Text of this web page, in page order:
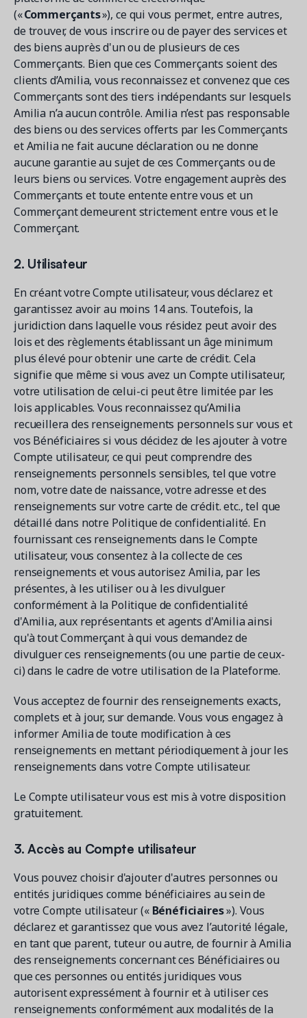
(«Commerçants»), ce qui vous permet, entre autres,
de trouver, de vous inscrire ou de payer des services et
des biens auprès d'un ou de plusieurs de ces
Commerçants. Bien que ces Commerçants soient des
clients d’Amilia, vous reconnaissez et convenez que ces
Commerçants sont des tiers indépendants sur lesquels
Amilia n’a aucun contrôle. Amilia n’est pas responsable
des biens ou des services offerts par les Commerçants
et Amilia ne fait aucune déclaration ou ne donne
aucune garantie au sujet de ces Commerçants ou de
leurs biens ou services. Votre engagement auprès des
Commerçants et toute entente entre vous et un
Commerçant demeurent strictement entre vous et le
Commerçant.
2. Utilisateur
En créant votre Compte utilisateur, vous déclarez et
garantissez avoir au moins 14 ans. Toutefois, la
juridiction dans laquelle vous résidez peut avoir des
lois et des règlements établissant un âge minimum
plus élevé pour obtenir une carte de crédit. Cela
signifie que même si vous avez un Compte utilisateur,
votre utilisation de celui-ci peut être limitée par les
lois applicables. Vous reconnaissez qu’Amilia
recueillera des renseignements personnels sur vous et
vos Bénéficiaires si vous décidez de les ajouter à votre
Compte utilisateur, ce qui peut comprendre des
renseignements personnels sensibles, tel que votre
nom, votre date de naissance, votre adresse et des
renseignements sur votre carte de crédit. etc., tel que
détaillé dans notre Politique de confidentialité. En
fournissant ces renseignements dans le Compte
utilisateur, vous consentez à la collecte de ces
renseignements et vous autorisez Amilia, par les
présentes, à les utiliser ou à les divulguer
conformément à la Politique de confidentialité
d'Amilia, aux représentants et agents d'Amilia ainsi
qu'à tout Commerçant à qui vous demandez de
divulguer ces renseignements (ou une partie de ceux-
ci) dans le cadre de votre utilisation de la Plateforme.
Vous acceptez de fournir des renseignements exacts,
complets et à jour, sur demande. Vous vous engagez à
informer Amilia de toute modification à ces
renseignements en mettant périodiquement à jour les
renseignements dans votre Compte utilisateur.
Le Compte utilisateur vous est mis à votre disposition
gratuitement.
3. Accès au Compte utilisateur
Vous pouvez choisir d'ajouter d'autres personnes ou
entités juridiques comme bénéficiaires au sein de
votre Compte utilisateur (« Bénéficiaires»). Vous
déclarez et garantissez que vous avez l’autorité légale,
en tant que parent, tuteur ou autre, de fournir à Amilia
des renseignements concernant ces Bénéficiaires ou
que ces personnes ou entités juridiques vous
autorisent expressément à fournir et à utiliser ces
renseignements conformément aux modalités de la